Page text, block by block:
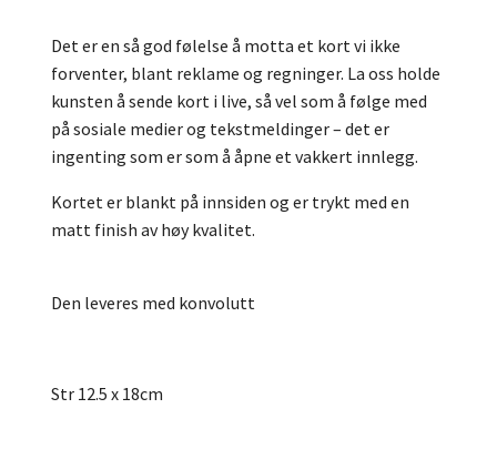
Det er en så god følelse å motta et kort vi ikke
forventer, blant reklame og regninger. La oss holde
kunsten å sende kort i live, så vel som å følge med
på sosiale medier og tekstmeldinger – det er
ingenting som er som å åpne et vakkert innlegg.
Kortet er blankt på innsiden og er trykt med en
matt finish av høy kvalitet.
Den leveres med konvolutt
Str 12.5 x 18cm